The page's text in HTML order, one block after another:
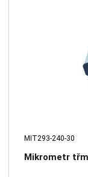
MIT293-240-30
Mikrometr